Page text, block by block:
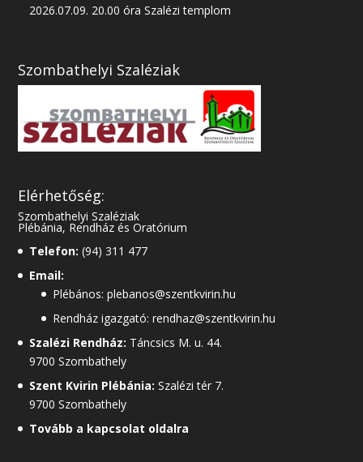
2026.07.09. 20.00 óra Szalézi templom
Szombathelyi Szaléziak
Elérhetőség:
Szombathelyi Szaléziak
Plébánia, Rendház és Oratórium
Telefon:(94) 311 477
Email:
Plébános: plebanos@szentkvirin.hu
Rendház igazgató: rendhaz@szentkvirin.hu
Szalézi Rendház: Táncsics M. u. 44.
9700 Szombathely
Szent Kvirin Plébánia: Szalézi tér 7.
9700 Szombathely
Tovább a kapcsolat oldalra